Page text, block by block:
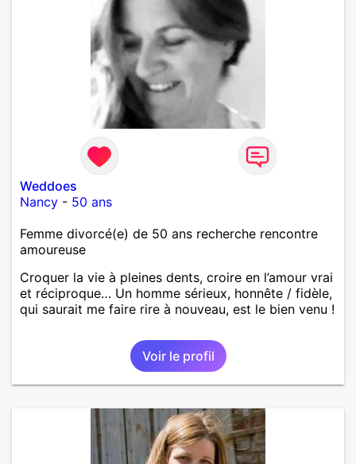
Weddoes
Nancy - 50 ans
Femme divorcé(e) de 50 ans recherche rencontre
amoureuse
Croquer la vie à pleines dents, croire en l’amour vrai
et réciproque… Un homme sérieux, honnête / fidèle,
qui saurait me faire rire à nouveau, est le bien venu !
Voir le profil